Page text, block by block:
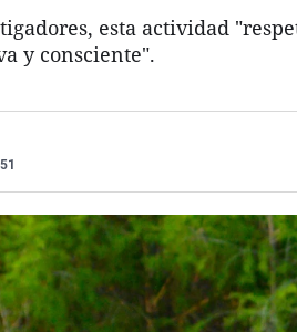
esta actividad
y consciente".